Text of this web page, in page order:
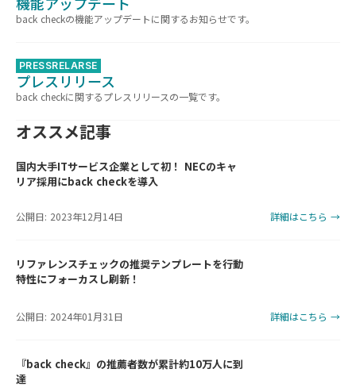
back checkの機能アップデートに関するお知らせです。
PRESSRELARSE
プレスリリース
back checkに関するプレスリリースの一覧です。
オススメ記事
国内大手ITサービス企業として初！ NECのキャ
リア採用にback checkを導入
公開日: 2023年12月14日 詳細はこちら →
リファレンスチェックの推奨テンプレートを行動
特性にフォーカスし刷新！
公開日: 2024年01月31日 詳細はこちら →
『back check』の推薦者数が累計約10万人に到
達